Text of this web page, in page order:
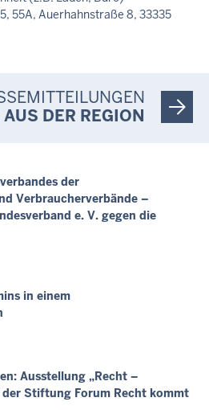
25
55A, Auerhahnstraße 8, 33335
Parkfläche genutzte Grundstücke
Gütersloh
Gütersloh
DER REGION
der
Verbraucherverbände –
e. V. gegen die
in einem
Ausstellung „Recht –
der Stiftung Forum Recht kommt